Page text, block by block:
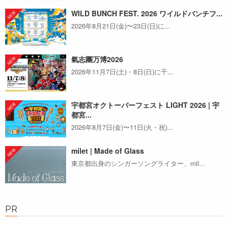
WILD BUNCH FEST. 2026 ワイルドバンチフ...
2026年8月21日(金)〜23日(日)に...
氣志團万博2026
2026年11月7日(土)・8日(日)に千...
宇都宮オクトーバーフェスト LIGHT 2026 | 宇
都宮...
2026年8月7日(金)〜11日(火・祝)...
milet | Made of Glass
東京都出身のシンガーソングライター、mil...
PR